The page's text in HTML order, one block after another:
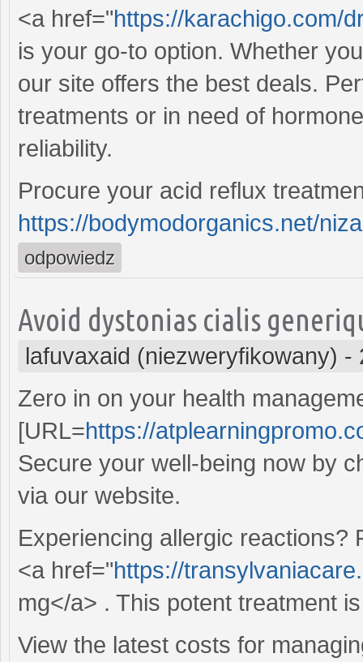
<a href="https://karachigo.com/
is your go-to option. Whether
our site offers the best deals.
treatments or in need of
reliability.
Procure your acid reflux
https://bodymodorganics.net/
odpowiedz
Avoid dystonias cialis
lafuvaxaid (niezweryfikowany) -
Zero in on your health
[URL=https://
Secure your well-being now by
via our website.
Experiencing allergic reactions?
<a href="https://
mg</a> . This potent treatment
View the latest costs for